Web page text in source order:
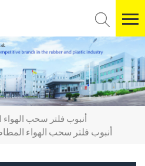
أنبوب فلتر سحب
أنبوب فلتر سحب الهواء